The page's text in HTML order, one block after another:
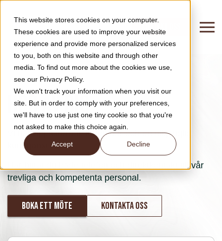
This website stores cookies on your computer.
These cookies are used to improve your website
experience and provide more personalized services
to you, both on this website and through other
media. To find out more about the cookies we use,
see our Privacy Policy.
We won't track your information when you visit our
site. But in order to comply with your preferences,
we'll have to use just one tiny cookie so that you're
not asked to make this choice again.
Accept Decline
KONTAKT OSS
Hör av dig
Vi har uppdaterade kalendrar och en tillgänglig
kundtjänst.
Här hittar du både telefon och direktkontakt till vår
trevliga och kompetenta personal.
Boka ett möte Kontakta oss